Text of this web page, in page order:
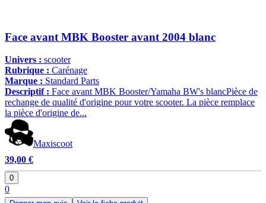
Face avant MBK Booster avant 2004 blanc
Univers : scooter
Rubrique : Carénage
Marque : Standard Parts
Descriptif : Face avant MBK Booster/Yamaha BW's blancPièce de
rechange de qualité d'origine pour votre scooter. La pièce remplace
la pièce d'origine de...
Maxiscoot
39,00 €
0
0